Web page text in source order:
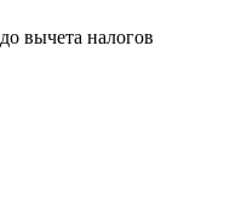
до вычета налогов